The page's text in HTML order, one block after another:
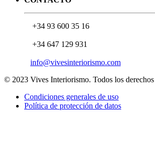
+34 93 600 35 16
+34 647 129 931
info@vivesinteriorismo.com
© 2023 Vives Interiorismo. Todos los derechos
Condiciones generales de uso
Política de protección de datos